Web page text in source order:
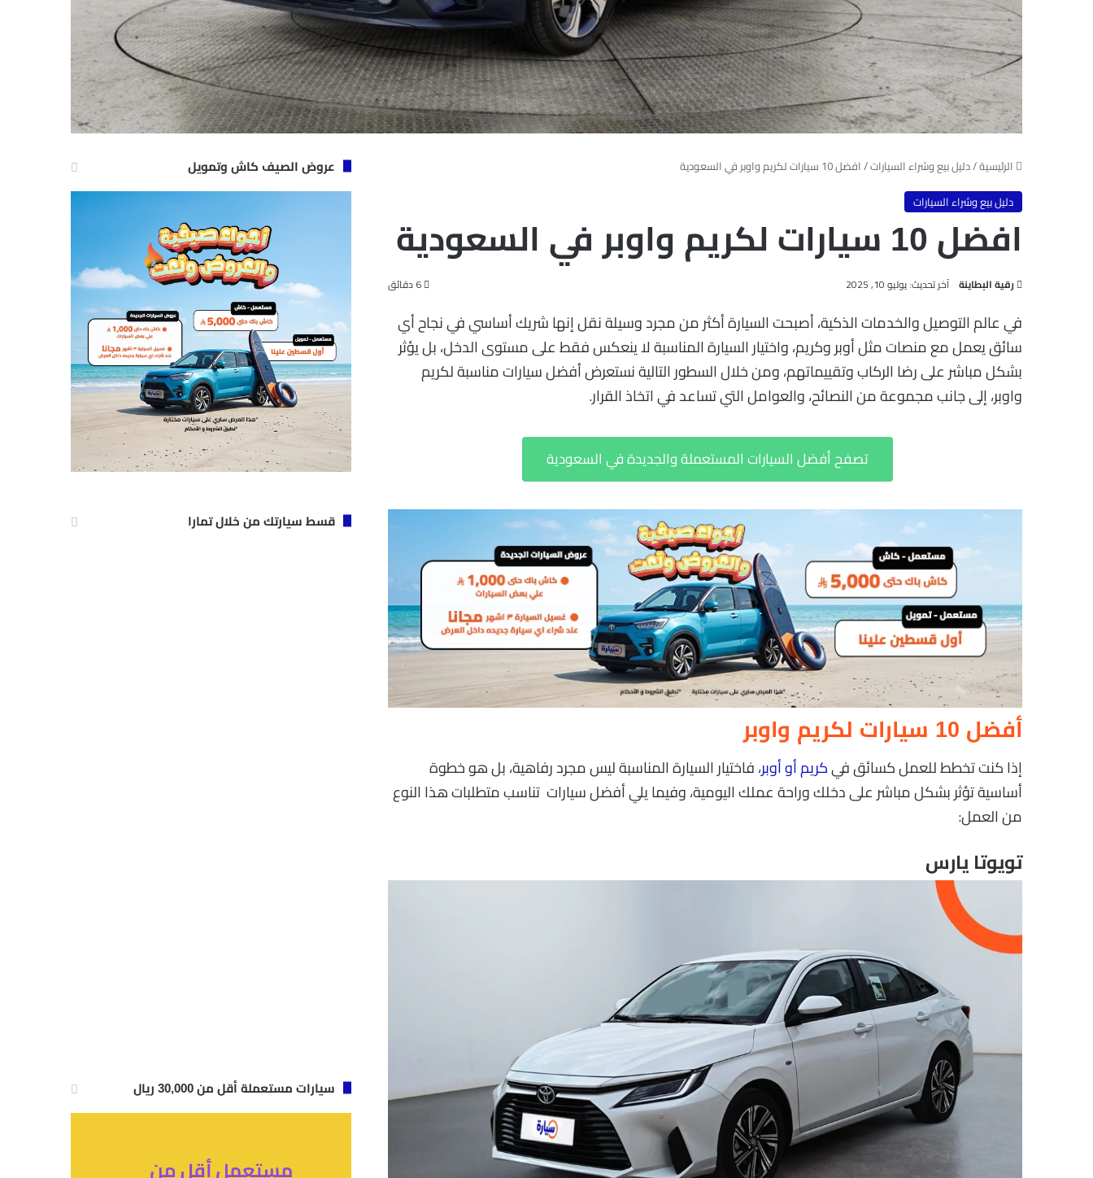
الرئيسية/دليل بيع وشراء السيارات/افضل 10 سيارات لكريم واوبر في السعودية
دليل بيع وشراء السيارات
افضل 10 سيارات لكريم واوبر في السعودية
رقية البطاينة آخر تحديث: يوليو 10, 2025
في عالم التوصيل والخدمات الذكية، أصبحت السيارة أكثر من مجرد وسيلة نقل إنها شريك أساسي في نجاح أي
سائق يعمل مع منصات مثل أوبر وكريم، واختيار السيارة المناسبة لا ينعكس فقط على مستوى الدخل، بل يؤثر
بشكل مباشر على رضا الركاب وتقييماتهم، ومن خلال السطور التالية نستعرض أفضل سيارات مناسبة لكريم
واوبر، إلى جانب مجموعة من النصائح، والعوامل التي تساعد في اتخاذ القرار.
تصفح أفضل السيارات المستعملة والجديدة في السعودية
أفضل 10 سيارات لكريم واوبر
إذا كنت تخطط للعمل كسائق فيكريم أو أوبر، فاختيار السيارة المناسبة ليس مجرد رفاهية، بل هو خطوة
أساسية تؤثر بشكل مباشر على دخلك وراحة عملك اليومية، وفيما يلي أفضل سيارات تناسب متطلبات هذا النوع
من العمل:
تويوتا يارس
عروض الصيف كاش وتمويل
قسط سيارتك من خلال تمارا
سيارات مستعملة أقل من 30,000 ريال